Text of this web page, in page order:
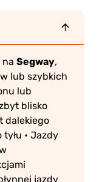
na Segway,
lub szybkich
lub
blisko
dalekiego
tyłu • Jazdy
jazdy